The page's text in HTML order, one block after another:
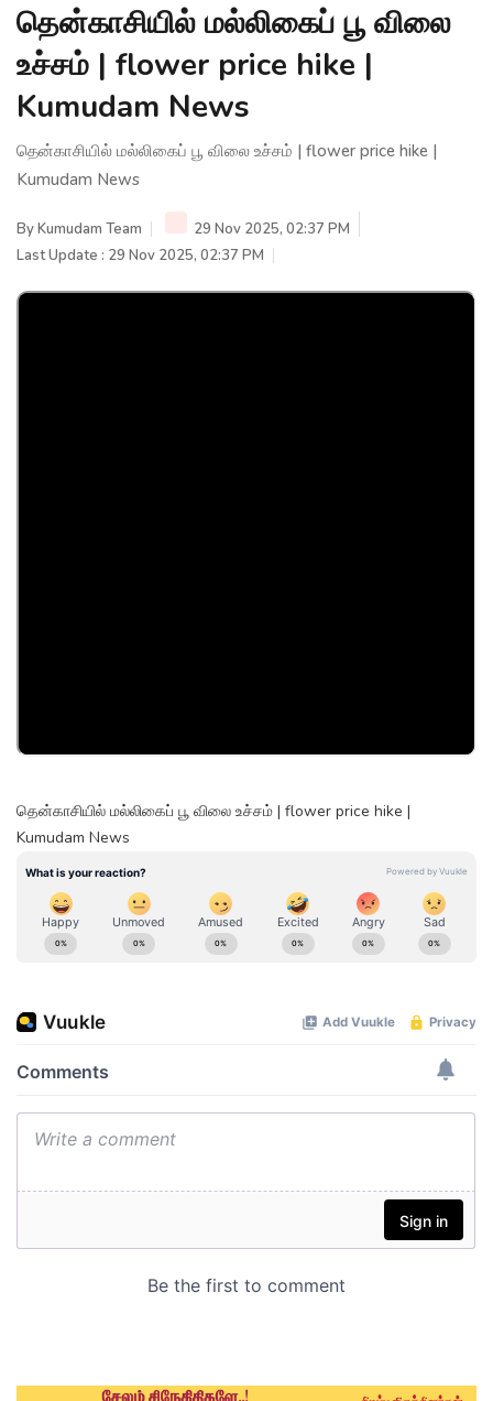
தென்காசியில் மல்லிகைப் பூ விலை
உச்சம் | flower price hike |
Kumudam News
தென்காசியில் மல்லிகைப் பூ விலை உச்சம் | flower price hike |
Kumudam News
ByKumudam Team
29 Nov 2025, 02:37 PM
Last Update : 29 Nov 2025, 02:37 PM
தென்காசியில் மல்லிகைப் பூ விலை உச்சம் | flower price hike |
Kumudam News